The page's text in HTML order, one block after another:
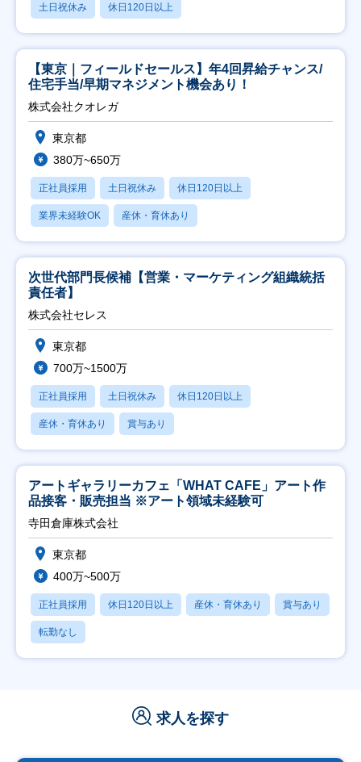
土日祝休み 休日120日以上
【東京｜フィールドセールス】年4回昇給チャンス/
住宅手当/早期マネジメント機会あり！
株式会社クオレガ
東京都
380万~650万
正社員採用 土日祝休み 休日120日以上
業界未経験OK 産休・育休あり
次世代部門長候補【営業・マーケティング組織統括
責任者】
株式会社セレス
東京都
700万~1500万
正社員採用 土日祝休み 休日120日以上
産休・育休あり 賞与あり
アートギャラリーカフェ「WHAT CAFE」アート作
品接客・販売担当 ※アート領域未経験可
寺田倉庫株式会社
東京都
400万~500万
正社員採用 休日120日以上 産休・育休あり 賞与あり
転勤なし
求人を探す